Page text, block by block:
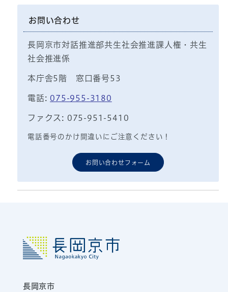
お問い合わせ
長岡京市対話推進部共生社会推進課人権・共生
社会推進係
本庁舎5階 窓口番号53
電話: 075-955-3180
ファクス: 075-951-5410
電話番号のかけ間違いにご注意ください！
お問い合わせフォーム
長岡京市